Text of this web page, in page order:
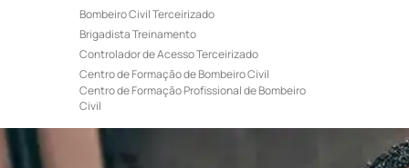
Bombeiro Civil Terceirizado
Brigadista Treinamento
Controlador de Acesso Terceirizado
Centro de Formação de Bombeiro Civil
Centro de Formação Profissional de Bombeiro
Civil
Curso de Bombeiro Civil
Curso de Bombeiro Civil Preço